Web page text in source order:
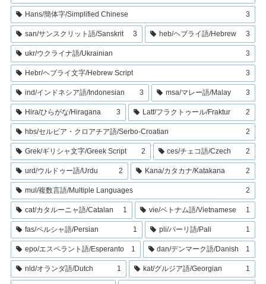
Hans/簡体字/Simplified Chinese 3
san/サンスクリット語/Sanskrit 3 heb/ヘブライ語/Hebrew 3
ukr/ウクライナ語/Ukrainian 3
Hebr/ヘブライ文字/Hebrew Script 3
ind/インドネシア語/Indonesian 3 msa/マレー語/Malay 3
Hira/ひらがな/Hiragana 3 Latf/フラクトゥール/Fraktur 2
hbs/セルビア・クロアチア語/Serbo-Croatian 2
Grek/ギリシャ文字/Greek Script 2 ces/チェコ語/Czech 2
urd/ウルドゥー語/Urdu 2 Kana/カタカナ/Katakana 2
mul/複数言語/Multiple Languages 2
cat/カタルーニャ語/Catalan 1 vie/ベトナム語/Vietnamese 1
fas/ペルシャ語/Persian 1 pli/パーリ語/Pali 1
epo/エスペラント語/Esperanto 1 dan/デンマーク語/Danish 1
nld/オランダ語/Dutch 1 kat/グルジア語/Georgian 1